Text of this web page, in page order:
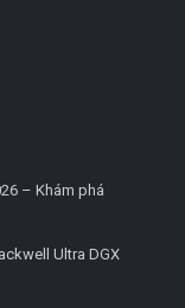
– Khám phá
Ultra DGX